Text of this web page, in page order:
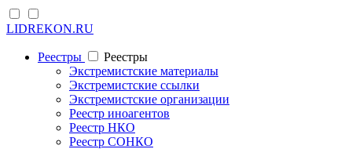
LIDREKON.RU
Реестры
Реестры
Экстремистские материалы
Экстремистские ссылки
Экстремистские организации
Реестр иноагентов
Реестр НКО
Реестр СОНКО